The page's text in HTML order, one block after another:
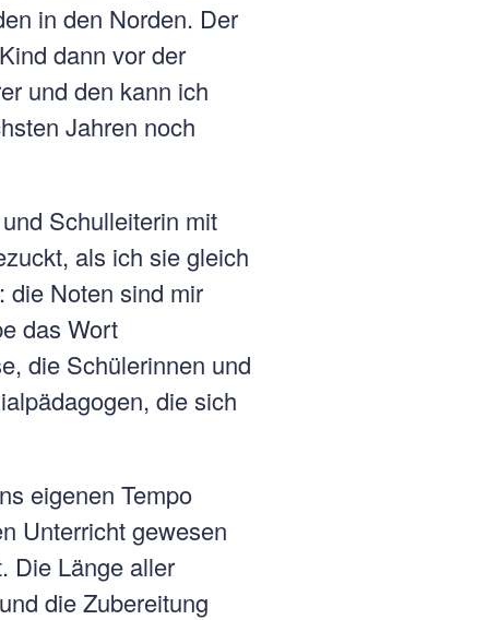
in den Norden. Der
dann vor der
und den kann ich
Jahren noch
Schulleiterin mit
als ich sie gleich
die Noten sind mir
das Wort
die Schülerinnen und
die sich
eigenen Tempo
Unterricht gewesen
Die Länge aller
die Zubereitung